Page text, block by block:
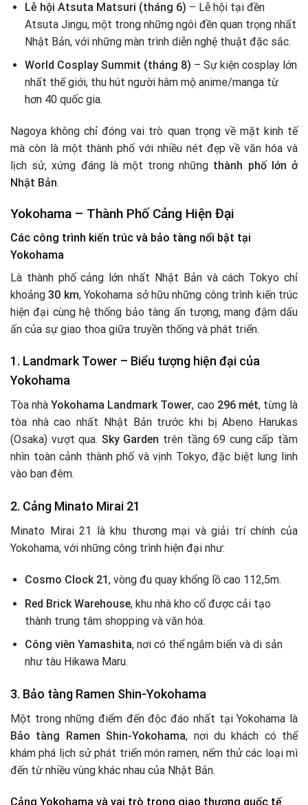
Lễ hội Atsuta Matsuri (tháng 6) – Lễ hội tại đền
Atsuta Jingu, một trong những ngôi đền quan trọng nhất
Nhật Bản, với những màn trình diễn nghệ thuật đặc sắc.
World Cosplay Summit (tháng 8) – Sự kiện cosplay lớn
nhất thế giới, thu hút người hâm mộ anime/manga từ
hơn 40 quốc gia.
Nagoya không chỉ đóng vai trò quan trọng về mặt kinh tế
mà còn là một thành phố với nhiều nét đẹp về văn hóa và
lịch sử, xứng đáng là một trong những thành phố lớn ở
Nhật Bản.
Yokohama – Thành Phố Cảng Hiện Đại
Các công trình kiến trúc và bảo tàng nổi bật tại
Yokohama
Là thành phố cảng lớn nhất Nhật Bản và cách Tokyo chỉ
khoảng30 km, Yokohama sở hữu những công trình kiến trúc
hiện đại cùng hệ thống bảo tàng ấn tượng, mang đậm dấu
ấn của sự giao thoa giữa truyền thống và phát triển.
1. Landmark Tower – Biểu tượng hiện đại của
Yokohama
Tòa nhàYokohama Landmark Tower, cao 296 mét, từng là
tòa nhà cao nhất Nhật Bản trước khi bị Abeno Harukas
(Osaka) vượt qua. Sky Garden trên tầng 69 cung cấp tầm
nhìn toàn cảnh thành phố và vịnh Tokyo, đặc biệt lung linh
vào ban đêm.
2. Cảng Minato Mirai 21
Minato Mirai 21 là khu thương mại và giải trí chính của
Yokohama, với những công trình hiện đại như:
Cosmo Clock 21, vòng đu quay khổng lồ cao 112,5m.
Red Brick Warehouse, khu nhà kho cổ được cải tạo
thành trung tâm shopping và văn hóa.
Công viên Yamashita, nơi có thể ngắm biển và di sản
như tàu Hikawa Maru.
3. Bảo tàng Ramen Shin-Yokohama
Một trong những điểm đến độc đáo nhất tại Yokohama là
Bảo tàng Ramen Shin-Yokohama, nơi du khách có thể
khám phá lịch sử phát triển món ramen, nếm thử các loại mì
đến từ nhiều vùng khác nhau của Nhật Bản.
Cảng Yokohama và vai trò trong giao thương quốc tế